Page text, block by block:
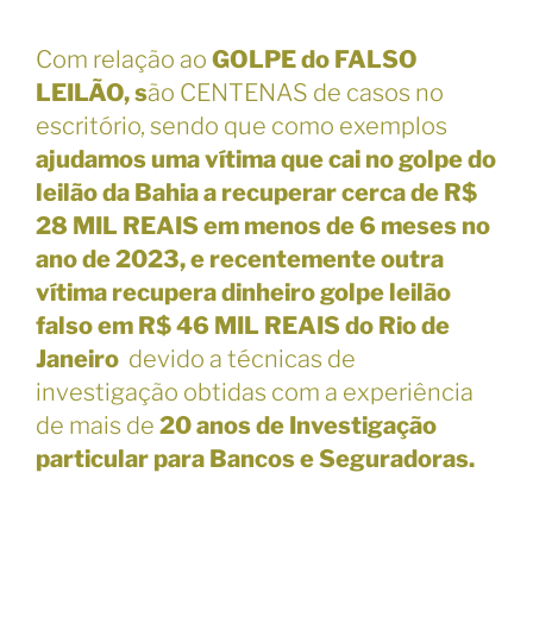
Com relação ao GOLPE do FALSO
LEILÃO, são CENTENAS de casos no
escritório, sendo que como exemplos
ajudamos uma vítima que cai no golpe do
leilão da Bahia a recuperar cerca de R$
28 MIL REAIS em menos de 6 meses no
ano de 2023, e recentemente outra
vítima recupera dinheiro golpe leilão
falso em R$ 46 MIL REAIS do Rio de
Janeiro devido a técnicas de
investigação obtidas com a experiência
de mais de 20 anos de Investigação
particular para Bancos e Seguradoras.